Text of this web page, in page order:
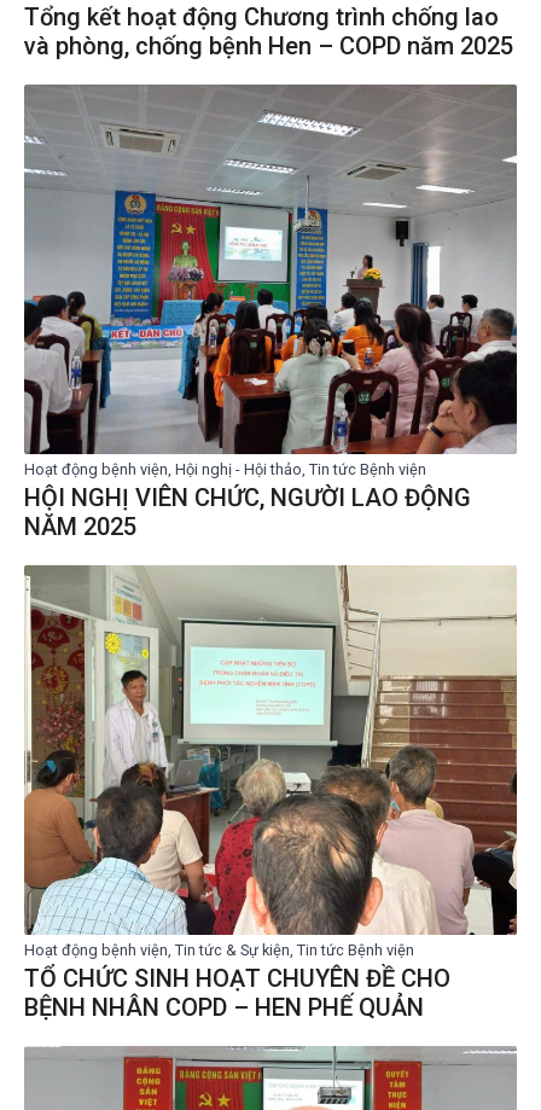
Tổng kết hoạt động Chương trình chống lao
và phòng, chống bệnh Hen – COPD năm 2025
Hoạt động bệnh viện, Hội nghị - Hội thảo, Tin tức Bệnh viện
HỘI NGHỊ VIÊN CHỨC, NGƯỜI LAO ĐỘNG
NĂM 2025
Hoạt động bệnh viện, Tin tức & Sự kiện, Tin tức Bệnh viện
TỔ CHỨC SINH HOẠT CHUYÊN ĐỀ CHO
BỆNH NHÂN COPD – HEN PHẾ QUẢN